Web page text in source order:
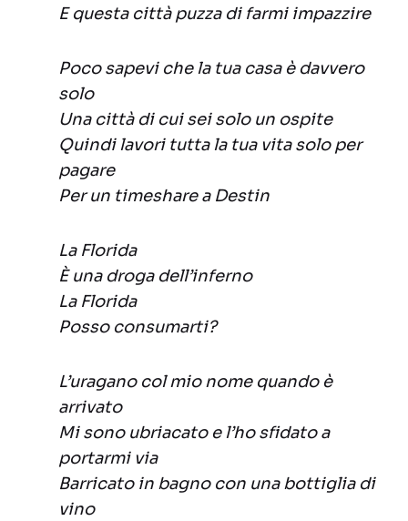
E questa città puzza di farmi impazzire
Poco sapevi che la tua casa è davvero
solo
Una città di cui sei solo un ospite
Quindi lavori tutta la tua vita solo per
pagare
Per un timeshare a Destin
La Florida
È una droga dell’inferno
La Florida
Posso consumarti?
L’uragano col mio nome quando è
arrivato
Mi sono ubriacato e l’ho sfidato a
portarmi via
Barricato in bagno con una bottiglia di
vino